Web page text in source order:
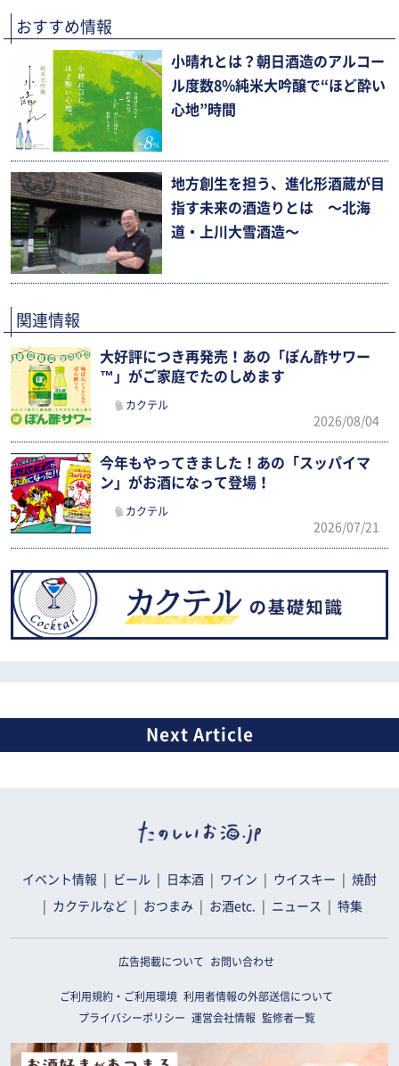
おすすめ情報
小晴れとは？朝日酒造のアルコー
ル度数8%純米大吟醸で“ほど酔い
心地”時間
地方創生を担う、進化形酒蔵が目
指す未来の酒造りとは 〜北海
道・上川大雪酒造〜
関連情報
大好評につき再発売！あの「ぽん酢サワー
™」がご家庭でたのしめます
カクテル
2026/08/04
今年もやってきました！あの「スッパイマ
ン」がお酒になって登場！
カクテル
2026/07/21
イベント情報 ビール 日本酒 ワイン ウイスキー 焼酎
カクテルなど おつまみ お酒etc. ニュース 特集
広告掲載について お問い合わせ
ご利用規約・ご利用環境 利用者情報の外部送信について
プライバシーポリシー
運営会社情報 監修者一覧